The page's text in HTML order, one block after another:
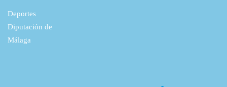
Deportes
Diputación de
Málaga